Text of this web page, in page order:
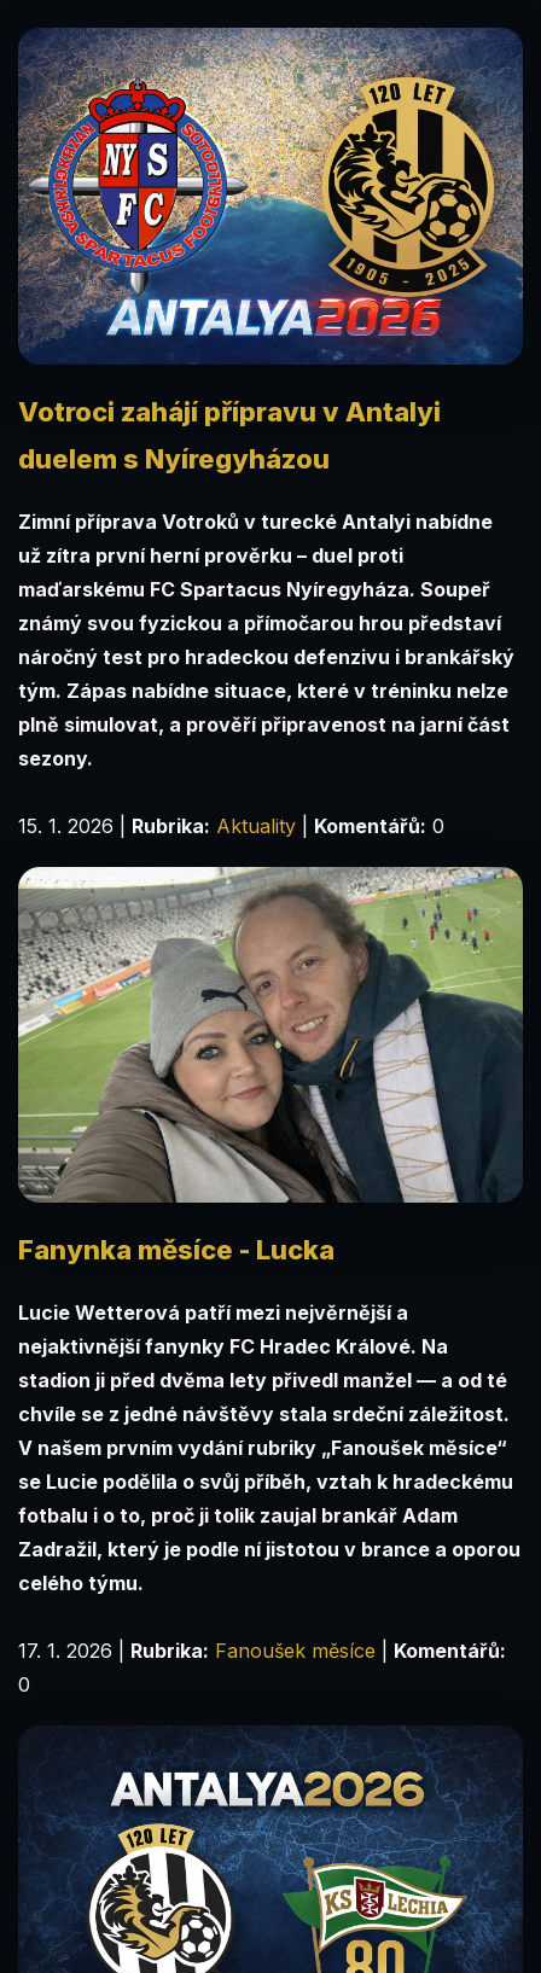
Votroci zahájí přípravu v Antalyi
duelem s Nyíregyházou
Zimní příprava Votroků v turecké Antalyi nabídne
už zítra první herní prověrku – duel proti
maďarskému FC Spartacus Nyíregyháza. Soupeř
známý svou fyzickou a přímočarou hrou představí
náročný test pro hradeckou defenzivu i brankářský
tým. Zápas nabídne situace, které v tréninku nelze
plně simulovat, a prověří připravenost na jarní část
sezony.
15. 1. 2026 Rubrika: Aktuality Komentářů: 0
Fanynka měsíce - Lucka
Lucie Wetterová patří mezi nejvěrnější a
nejaktivnější fanynky FC Hradec Králové. Na
stadion ji před dvěma lety přivedl manžel — a od té
chvíle se z jedné návštěvy stala srdeční záležitost.
V našem prvním vydání rubriky „Fanoušek měsíce“
se Lucie podělila o svůj příběh, vztah k hradeckému
fotbalu i o to, proč ji tolik zaujal brankář Adam
Zadražil, který je podle ní jistotou v brance a oporou
celého týmu.
17. 1. 2026 Rubrika: Fanoušek měsíce
Komentářů:
0